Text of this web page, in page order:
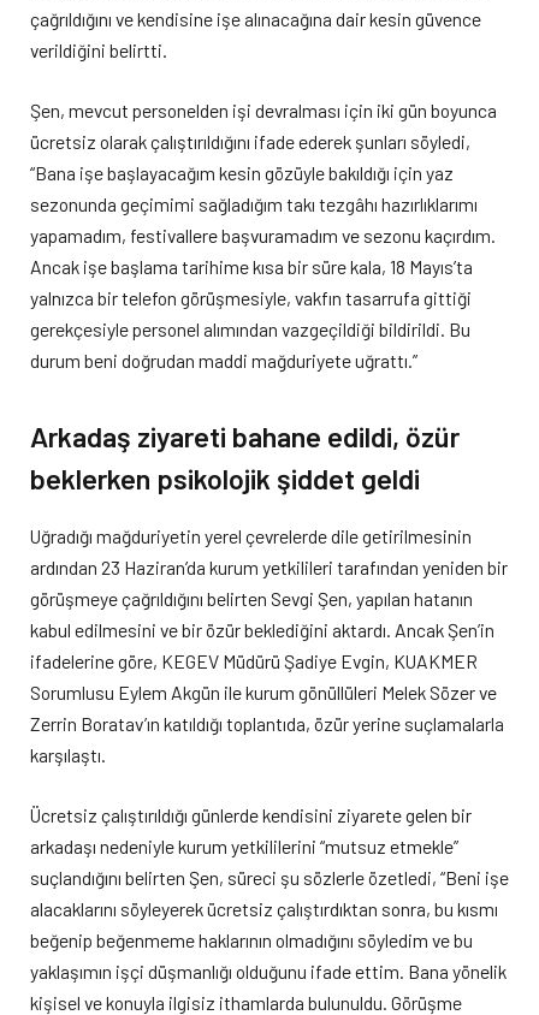
çağrıldığını ve kendisine işe alınacağına dair kesin güvence
verildiğini belirtti.
Şen, mevcut personelden işi devralması için iki gün boyunca
ücretsiz olarak çalıştırıldığını ifade ederek şunları söyledi,
“Bana işe başlayacağım kesin gözüyle bakıldığı için yaz
sezonunda geçimimi sağladığım takı tezgâhı hazırlıklarımı
yapamadım, festivallere başvuramadım ve sezonu kaçırdım.
Ancak işe başlama tarihime kısa bir süre kala, 18 Mayıs’ta
yalnızca bir telefon görüşmesiyle, vakfın tasarrufa gittiği
gerekçesiyle personel alımından vazgeçildiği bildirildi. Bu
durum beni doğrudan maddi mağduriyete uğrattı.”
Arkadaş ziyareti bahane edildi, özür
beklerken psikolojik şiddet geldi
Uğradığı mağduriyetin yerel çevrelerde dile getirilmesinin
ardından 23 Haziran’da kurum yetkilileri tarafından yeniden bir
görüşmeye çağrıldığını belirten Sevgi Şen, yapılan hatanın
kabul edilmesini ve bir özür beklediğini aktardı. Ancak Şen’in
ifadelerine göre, KEGEV Müdürü Şadiye Evgin, KUAKMER
Sorumlusu Eylem Akgün ile kurum gönüllüleri Melek Sözer ve
Zerrin Boratav’ın katıldığı toplantıda, özür yerine suçlamalarla
karşılaştı.
Ücretsiz çalıştırıldığı günlerde kendisini ziyarete gelen bir
arkadaşı nedeniyle kurum yetkililerini “mutsuz etmekle”
suçlandığını belirten Şen, süreci şu sözlerle özetledi, “Beni işe
alacaklarını söyleyerek ücretsiz çalıştırdıktan sonra, bu kısmı
beğenip beğenmeme haklarının olmadığını söyledim ve bu
yaklaşımın işçi düşmanlığı olduğunu ifade ettim. Bana yönelik
kişisel ve konuyla ilgisiz ithamlarda bulunuldu. Görüşme